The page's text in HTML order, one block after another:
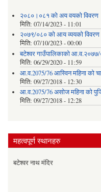
२०८०।०८१ को अय वयको विवरण
मिति: 07/14/2023 - 11:01
२०७९/०८० को आय व्ययको विवरण
मिति: 07/10/2023 - 00:00
बटेश्वर गाउँपालिकाको
मिति: 06/29/2020 - 11:59
आ.व.2075/76 आस्विन महिना को
मिति: 09/27/2018 - 12:30
आ.व.2075/76 असोज महिना को
मिति: 09/27/2018 - 12:28
महत्वपूर्ण स्थानहरु
बटेश्वर नाथ मंदिर